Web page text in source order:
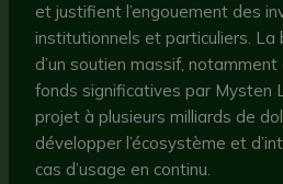
et justifient l’engouement des
institutionnels et particuliers. La
d’un soutien massif,
fonds significatives par Mysten
projet à plusieurs milliards de
développer l’écosystème et
cas d’usage en continu.